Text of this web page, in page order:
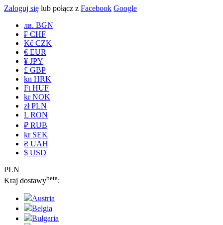
Zaloguj się lub połącz z Facebook Google
лв. BGN
₣ CHF
Kč CZK
€ EUR
¥ JPY
£ GBP
kn HRK
Ft HUF
kr NOK
zł PLN
L RON
₽ RUB
kr SEK
₴ UAH
$ USD
PLN
Kraj dostawybeta:
Austria
Belgia
Bułgaria